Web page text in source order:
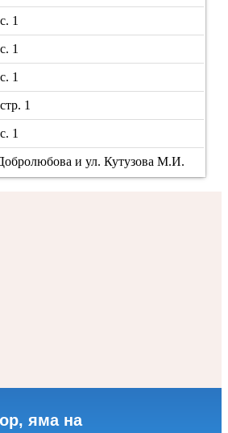
1
1
1
1
1
и ул. Кутузова М.И.
яма на